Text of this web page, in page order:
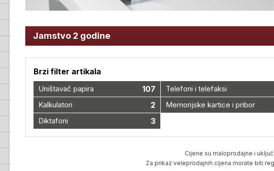
Jamstvo 2 godine
Brzi filter artikala
Uništavač papira 107
Telefoni i telefaksi
Kalkulatori
2
Memorijske kartice i pribor
Diktafoni
3
Cijene su maloprodajne i
Za prikaz veleprodajnih cijena morate biti